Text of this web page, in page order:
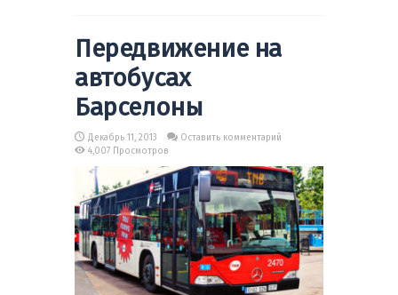
Передвижение на
автобусах
Барселоны
Декабрь 11, 2013
Оставить комментарий
4,007 Просмотров